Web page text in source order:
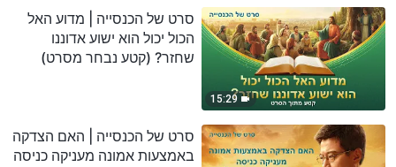
15:29
סרט של הכנסייה | מדוע האל
הכול יכול הוא ישוע אדוננו
שחזר? (קטע נבחר מסרט)
סרט של הכנסייה | האם הצדקה
באמצעות אמונה מעניקה כניסה